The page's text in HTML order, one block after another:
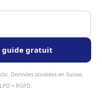
à Bienne et
intervention sous
matériel
guide gratuit
Données stockées en Suisse,
+ RGPD.